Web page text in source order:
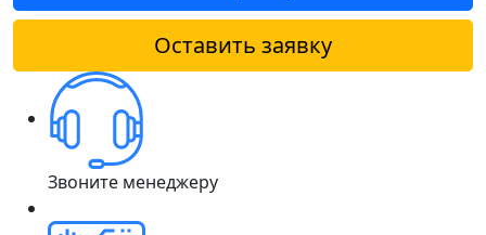
Оставить заявку
Звоните менеджеру